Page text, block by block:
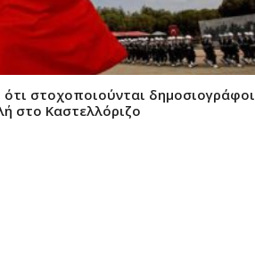
ότι στοχοποιούνται δημοσιογράφοι
στο Καστελλόριζο